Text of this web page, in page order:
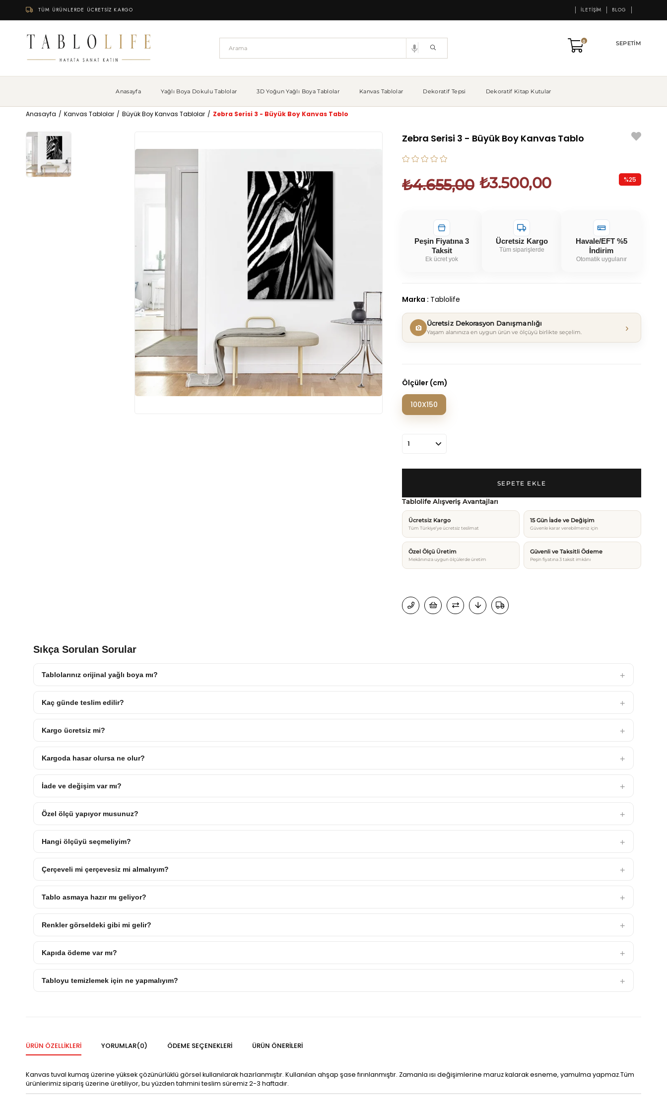
TÜM ÜRÜNLERDE ÜCRETSİZ KARGO İLETIŞIM BLOG
SEPETIM
0
Anasayfa Yağlı Boya Dokulu Tablolar 3D Yoğun Yağlı Boya Tablolar Kanvas Tablolar Dekoratif Tepsi Dekoratif Kitap Kutular
Anasayfa Kanvas Tablolar Büyük Boy Kanvas Tablolar Zebra Serisi 3 - Büyük Boy Kanvas Tablo
Zebra Serisi 3 - Büyük Boy Kanvas Tablo
₺4.655,00 ₺3.500,00 %25
Peşin Fiyatına 3
Taksit
Ek ücret yok
Ücretsiz Kargo
Tüm siparişlerde
Havale/EFT %5
İndirim
Otomatik uygulanır
Marka : Tablolife
Ücretsiz Dekorasyon Danışmanlığı
Yaşam alanınıza en uygun ürün ve ölçüyü birlikte seçelim. ›
Ölçüler (cm)
100X150
Tablolife Alışveriş Avantajları
Ücretsiz Kargo
Tüm Türkiye’ye ücretsiz teslimat
15 Gün İade ve Değişim
Güvenle karar verebilmeniz için
Özel Ölçü Üretim
Mekânınıza uygun ölçülerde üretim
Güvenli ve Taksitli Ödeme
Peşin fiyatına 3 taksit imkânı
Sıkça Sorulan Sorular
Tablolarınız orijinal yağlı boya mı?
Kaç günde teslim edilir?
Kargo ücretsiz mi?
Kargoda hasar olursa ne olur?
İade ve değişim var mı?
Özel ölçü yapıyor musunuz?
Hangi ölçüyü seçmeliyim?
Çerçeveli mi çerçevesiz mi almalıyım?
Tablo asmaya hazır mı geliyor?
Renkler görseldeki gibi mi gelir?
Kapıda ödeme var mı?
Tabloyu temizlemek için ne yapmalıyım?
ÜRÜN ÖZELLIKLERI YORUMLAR(0) ÖDEME SEÇENEKLERI ÜRÜN ÖNERILERI
Kanvas tuval kumaş üzerine yüksek çözünürlüklü görsel kullanılarak hazırlanmıştır. Kullanılan ahşap şase fırınlanmıştır. Zamanla ısı değişimlerine maruz kalarak esneme, yamulma yapmaz.Tüm
ürünlerimiz sipariş üzerine üretiliyor, bu yüzden tahmini teslim süremiz 2-3 haftadır.